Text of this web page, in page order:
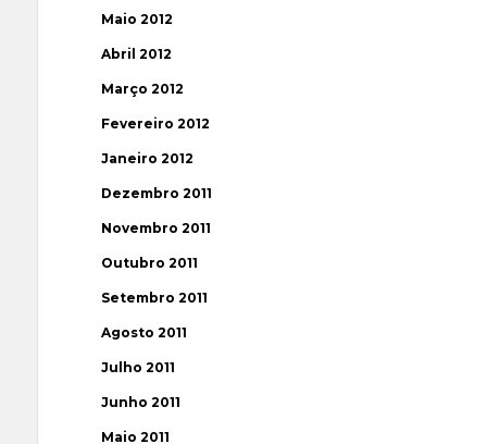
Maio 2012
Abril 2012
Março 2012
Fevereiro 2012
Janeiro 2012
Dezembro 2011
Novembro 2011
Outubro 2011
Setembro 2011
Agosto 2011
Julho 2011
Junho 2011
Maio 2011